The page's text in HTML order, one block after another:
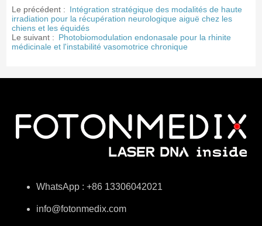
Le précédent : Intégration stratégique des modalités de haute
irradiation pour la récupération neurologique aiguë chez les
chiens et les équidés
Le suivant : Photobiomodulation endonasale pour la rhinite
médicinale et l'instabilité vasomotrice chronique
WhatsApp : +86 13306042021
info@fotonmedix.com